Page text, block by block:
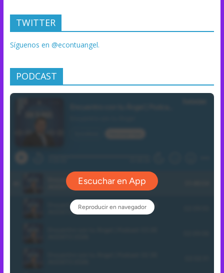
TWITTER
Síguenos en @econtuangel.
PODCAST